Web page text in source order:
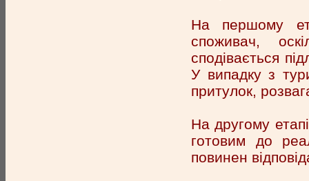
На першому
споживач,
сподівається
У випадку з
притулок,
На другому
готовим до
повинен